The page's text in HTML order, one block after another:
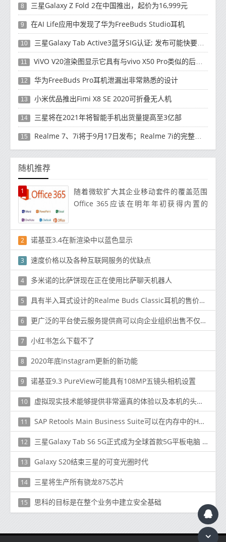
8 三星Galaxy Z Fold 2在中国推出，起价为16,999元
9 在AI Life应用中发现了华为FreeBuds Studio耳机
10 三星Galaxy Tab Active3蓝牙SIG认证; 发布可能快要结束了
11 ViVO V20渲染图显示它具有与vivo X50 Pro类似的后部设计
12 华为FreeBuds Pro耳机泄漏出非常熟悉的设计
13 小米优品推出Fimi X8 SE 2020可折叠无人机
14 三星将在2021年将智能手机出货量提高至3亿部
15 Realme 7、7i将于9月17日发布；Realme 7i的完整规格并导致泄漏
随机推荐
1
随着微软扩大其企业移动套件的覆盖范围
Office 365应该在明年年初获得内置的
2 诺基亚3.4在新渲染中以蓝色显示
3 速度价格以及各种互联网服务的优缺点
4 多米诺的比萨饼现在正在使用比萨聊天机器人
5 具有半入耳式设计的Realme Buds Classic耳机的售价为Rs。399（〜$ 5）
6 更广泛的平台使云服务提供商可以向企业组织出售不仅仅是IaaS的产品
7 小红书怎么下载不了
8 2020年底Instagram更新的新功能
9 诺基亚9.3 PureView可能具有108MP五镜头相机设置
10 虚拟现实技术能够提供非常逼真的体验以及本机的头部跟踪支持
11 SAP Retools Main Business Suite可以在内存中的HANA上运行
12 三星Galaxy Tab S6 5G正式成为全球首款5G平板电脑 于今日开始发售
13 Galaxy S20结束三星的可变光圈时代
14 三星将生产所有骁龙875芯片
15 思科的目标是在整个业务中建立安全基础